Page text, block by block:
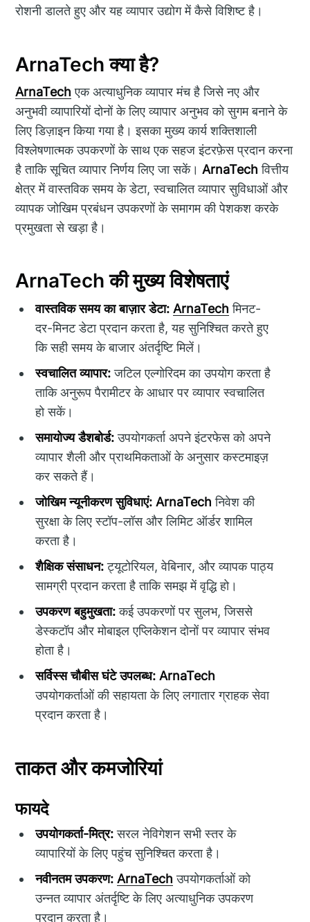
रोशनी डालते हुए और यह व्यापार उद्योग में कैसे विशिष्ट है।
ArnaTech क्या है?
ArnaTech एक अत्याधुनिक व्यापार मंच है जिसे नए और
अनुभवी व्यापारियों दोनों के लिए व्यापार अनुभव को सुगम बनाने के
लिए डिज़ाइन किया गया है। इसका मुख्य कार्य शक्तिशाली
विश्लेषणात्मक उपकरणों के साथ एक सहज इंटरफ़ेस प्रदान करना
है ताकि सूचित व्यापार निर्णय लिए जा सकें।ArnaTech वित्तीय
क्षेत्र में वास्तविक समय के डेटा, स्वचालित व्यापार सुविधाओं और
व्यापक जोखिम प्रबंधन उपकरणों के समागम की पेशकश करके
प्रमुखता से खड़ा है।
ArnaTech की मुख्य विशेषताएं
वास्तविक समय का बाज़ार डेटा: ArnaTech मिनट-
दर-मिनट डेटा प्रदान करता है, यह सुनिश्चित करते हुए
कि सही समय के बाजार अंतर्दृष्टि मिलें।
स्वचालित व्यापार:जटिल एल्गोरिदम का उपयोग करता है
ताकि अनुरूप पैरामीटर के आधार पर व्यापार स्वचालित
हो सकें।
समायोज्य डैशबोर्ड:उपयोगकर्ता अपने इंटरफेस को अपने
व्यापार शैली और प्राथमिकताओं के अनुसार कस्टमाइज़
कर सकते हैं।
जोखिम न्यूनीकरण सुविधाएं: ArnaTech निवेश की
सुरक्षा के लिए स्टॉप-लॉस और लिमिट ऑर्डर शामिल
करता है।
शैक्षिक संसाधन:ट्यूटोरियल, वेबिनार, और व्यापक पाठ्य
सामग्री प्रदान करता है ताकि समझ में वृद्धि हो।
उपकरण बहुमुखता:कई उपकरणों पर सुलभ, जिससे
डेस्कटॉप और मोबाइल एप्लिकेशन दोनों पर व्यापार संभव
होता है।
सर्विस्स चौबीस घंटे उपलब्ध: ArnaTech
उपयोगकर्ताओं की सहायता के लिए लगातार ग्राहक सेवा
प्रदान करता है।
ताकत और कमजोरियां
फायदे
उपयोगकर्ता-मित्र:सरल नेविगेशन सभी स्तर के
व्यापारियों के लिए पहुंच सुनिश्चित करता है।
नवीनतम उपकरण: ArnaTech उपयोगकर्ताओं को
उन्नत व्यापार अंतर्दृष्टि के लिए अत्याधुनिक उपकरण
प्रदान करता है।